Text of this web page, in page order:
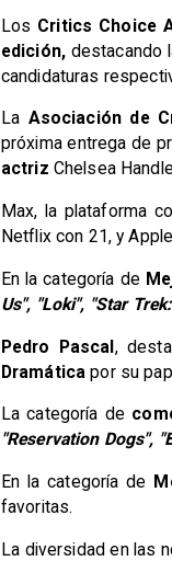
Los Critics Choice
edición, destacando
candidaturas
La Asociación de
próxima entrega de
actriz Chelsea
Max, la plataforma
Netflix con 21, y
En la categoría de
Us", "Loki", "Star
Pedro Pascal,
Dramáticapor su
La categoría de
"Reservation Dogs",
En la categoría de
favoritas.
La diversidad en las